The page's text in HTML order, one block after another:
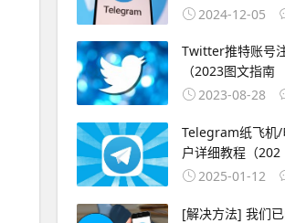
2024-12-05
Twitter推特账号
（2023图文指南
2023-08-28
Telegram纸飞机/
户详细教程（202
2025-01-12
[解决方法] 我们